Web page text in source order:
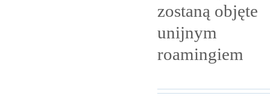
zostaną objęte
unijnym
roamingiem